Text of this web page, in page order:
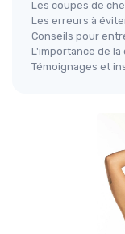
Les coupes de
Les erreurs à
Conseils pour
L'importance de la
Témoignages et